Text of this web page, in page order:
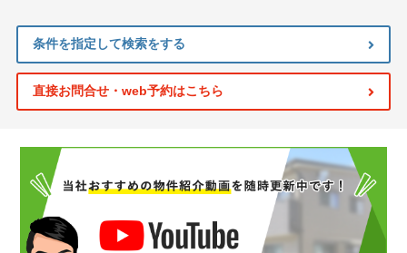
条件を指定して検索をする
直接お問合せ・web予約はこちら